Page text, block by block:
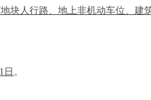
地块人行路、地上非机动车位、建
日 。